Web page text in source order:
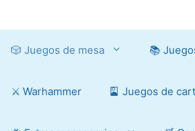
🎲 Juegos de mesa 📚
⚔️ Warhammer 🎴 Juegos de